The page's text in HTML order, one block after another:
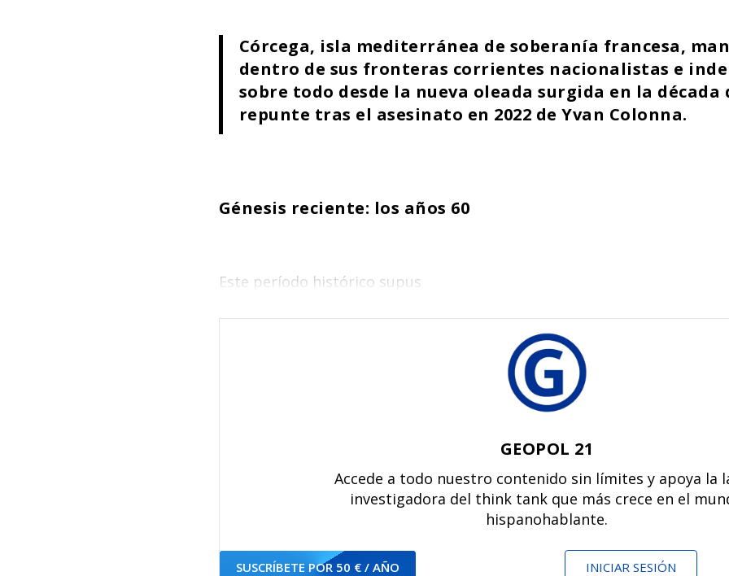
e
b
o
o
e
dI
n
at
s
A
p
di
t
Córcega, isla mediterránea de soberanía francesa,
dentro de sus fronteras corrientes nacionalistas e
sobre todo desde la nueva oleada surgida en la década
repunte tras el asesinato en 2022 de Yvan Colonna.
Génesis reciente: los años 60
Este período histórico supus
GEOPOL 21
Accede a todo nuestro contenido sin límites y apoya la
investigadora del think tank que más crece en el
hispanohablante.
SUSCRÍBETE POR 50 € / AÑO INICIAR SESIÓN